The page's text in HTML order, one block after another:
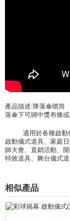
產品描述:降落傘噴筒
落傘下可綁中獎布條
適用於各種啟動儀
啟動儀式道具、家庭
師大會、直銷活動、
特效道具、舞台儀式道
相似產品